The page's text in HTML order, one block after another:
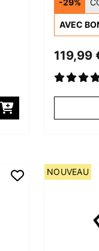
-29%
AVEC
119,99
NOUVEAU